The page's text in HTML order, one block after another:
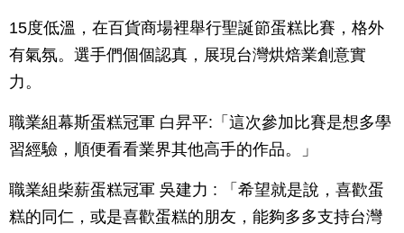
15度低溫，在百貨商場裡舉行聖誕節蛋糕比賽，格外
有氣氛。選手們個個認真，展現台灣烘焙業創意實
力。
職業組幕斯蛋糕冠軍 白昇平:「這次參加比賽是想多學
習經驗，順便看看業界其他高手的作品。」
職業組柴薪蛋糕冠軍 吳建力 : 「希望就是說，喜歡蛋
糕的同仁，或是喜歡蛋糕的朋友，能夠多多支持台灣